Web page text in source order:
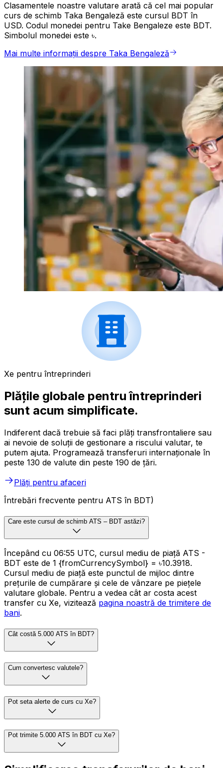
Clasamentele noastre valutare arată că cel mai popular
curs de schimb Taka Bengaleză este cursul BDT în
USD. Codul monedei pentru Take Bengaleze este BDT.
Simbolul monedei este ৳.
Mai multe informații despre Taka Bengaleză
Xe pentru întreprinderi
Plățile globale pentru întreprinderi
sunt acum simplificate.
Indiferent dacă trebuie să faci plăți transfrontaliere sau
ai nevoie de soluții de gestionare a riscului valutar, te
putem ajuta. Programează transferuri internaționale în
peste 130 de valute din peste 190 de țări.
Plăți pentru afaceri
Întrebări frecvente pentru ATS în BDT)
Care este cursul de schimb ATS – BDT astăzi?
Începând cu 06:55 UTC, cursul mediu de piață ATS -
BDT este de 1 {fromCurrencySymbol} = ৳10.3918.
Cursul mediu de piață este punctul de mijloc dintre
prețurile de cumpărare și cele de vânzare pe piețele
valutare globale. Pentru a vedea cât ar costa acest
transfer cu Xe, vizitează pagina noastră de trimitere de
bani.
Cât costă 5.000 ATS în BDT?
Cum convertesc valutele?
Pot seta alerte de curs cu Xe?
Pot trimite 5.000 ATS în BDT cu Xe?